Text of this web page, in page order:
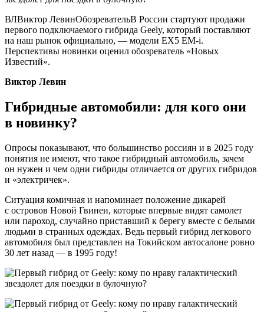
ВЛВиктор ЛевинОбозревательВ России стартуют продажи
первого подключаемого гибрида Geely, который поставляют
на наш рынок официально, — модели EX5 EM-i.
Перспективы новинки оценил обозреватель «Новых
Известий».
Виктор Левин
Гибридные автомобили: для кого они
в новинку?
Опросы показывают, что большинство россиян и в 2025 году
понятия не имеют, что такое гибридный автомобиль, зачем
он нужен и чем одни гибриды отличается от других гибридов
и «электричек».
Ситуация комичная и напоминает положение дикарей
с островов Новой Гвинеи, которые впервые видят самолет
или пароход, случайно приставший к берегу вместе с белыми
людьми в странных одеждах. Ведь первый гибрид легкового
автомобиля был представлен на Токийском автосалоне ровно
30 лет назад — в 1995 году!